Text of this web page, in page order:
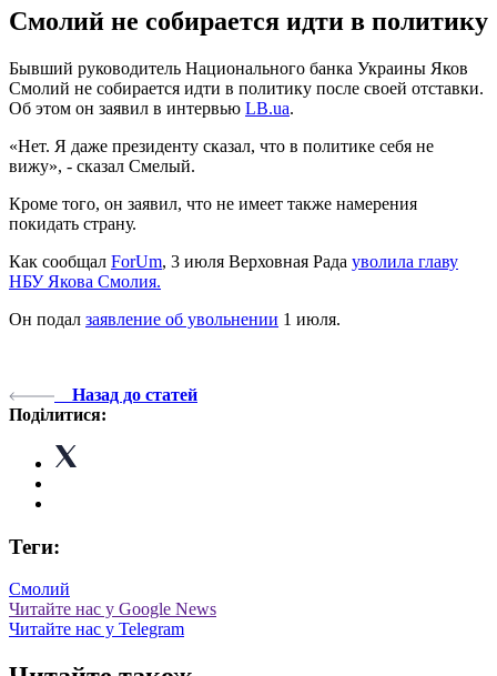
Смолий не собирается идти в политику
Бывший руководитель Национального банка Украины Яков
Смолий не собирается идти в политику после своей отставки.
Об этом он заявил в интервью LB.ua.
«Нет. Я даже президенту сказал, что в политике себя не
вижу», - сказал Смелый.
Кроме того, он заявил, что не имеет также намерения
покидать страну.
Как сообщал ForUm, 3 июля Верховная Рада уволила главу
НБУ Якова Смолия.
Он подал заявление об увольнении 1 июля.
Назад до статей
Поділитися:
Теги:
Смолий
Читайте нас у Google News
Читайте нас у Telegram